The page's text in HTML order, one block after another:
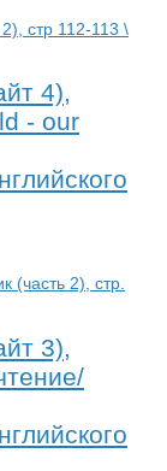
4),
- our
3),